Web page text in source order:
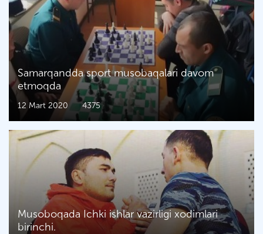
Samarqandda sport musobaqalari davom
etmoqda
12 Mart 2020 4375
Musoboqada Ichki ishlar vazirligi xodimlari
birinchi.